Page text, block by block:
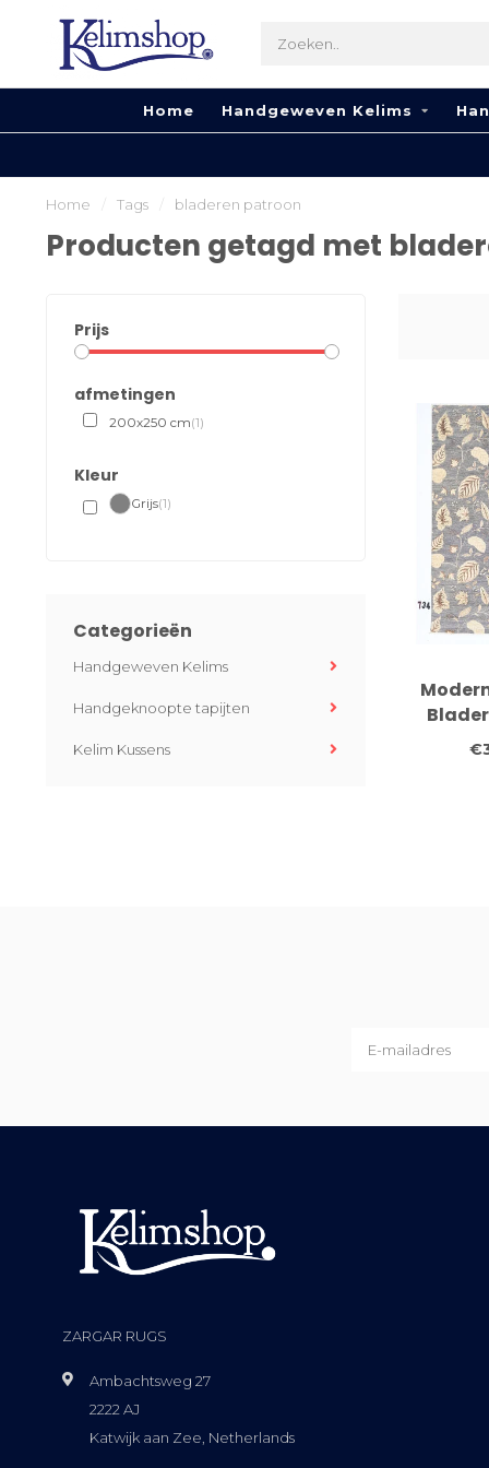
Home Handgeweven Kelims
Home Tags bladeren patroon
Producten getagd met
Prijs
afmetingen
200x250 cm(1)
Kleur
Grijs(1)
Categorieën
Handgeweven Kelims
Handgeknoopte tapijten
Kelim Kussens
ZARGAR RUGS
Ambachtsweg 27
2222 AJ
Katwijk aan Zee, Netherlands